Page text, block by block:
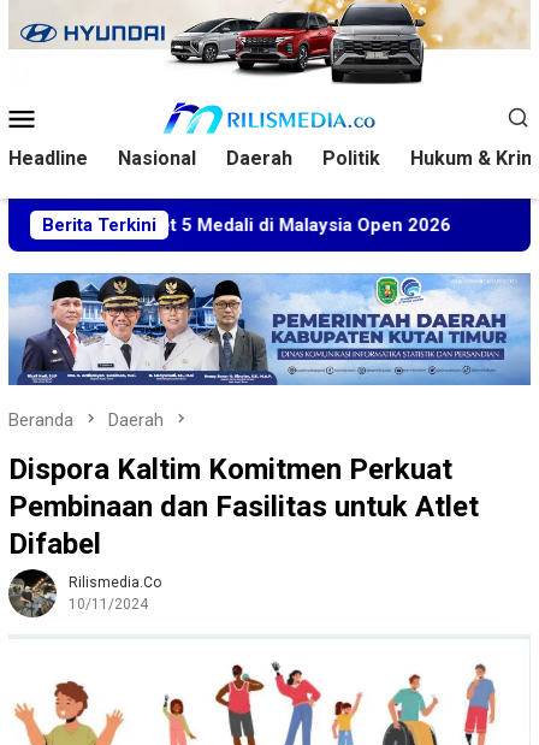
ke
Mobile
Headline Nasional Daerah Politik Hukum &
Berita Terkini
Sabet 5 Medali di Malaysia Open 2026 Kuasa Hukum
Beranda Daerah
Dispora Kaltim Komitmen Perkuat
Pembinaan dan Fasilitas untuk Atlet
Difabel
Rilismedia.co
10/11/2024